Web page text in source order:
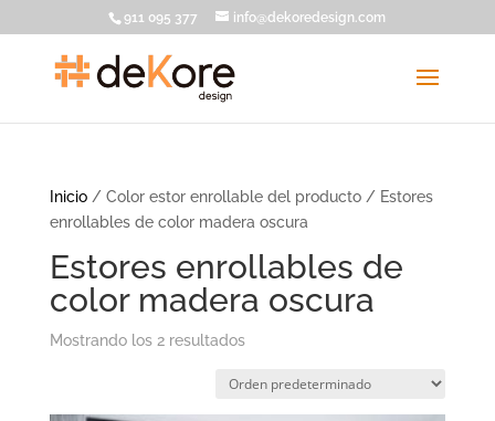
911 095 377 info@dekoredesign.com
Inicio/ Color estor enrollable del producto / Estores
enrollables de color madera oscura
Estores enrollables de
color madera oscura
Mostrando los 2 resultados